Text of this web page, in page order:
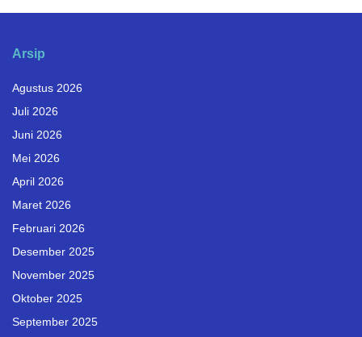
Arsip
Agustus 2026
Juli 2026
Juni 2026
Mei 2026
April 2026
Maret 2026
Februari 2026
Desember 2025
November 2025
Oktober 2025
September 2025